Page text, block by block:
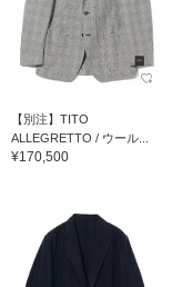
【別注】TITO
ALLEGRETTO / ウール...
¥170,500